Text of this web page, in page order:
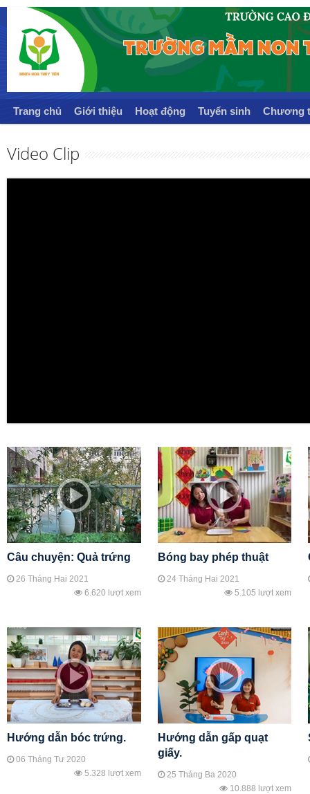
Trang chủ Giới thiệu Hoạt động Tuyển sinh Chương
Video Clip
Câu chuyện: Quả trứng
26 Tháng Hai 2021
6.620 lượt xem
Bóng bay phép thuật
24 Tháng Hai 2021
5.105 lượt xem
Hướng dẫn bóc trứng.
06 Tháng Tư 2020
5.328 lượt xem
Hướng dẫn gấp quạt
giấy.
25 Tháng Ba 2020
10.888 lượt xem